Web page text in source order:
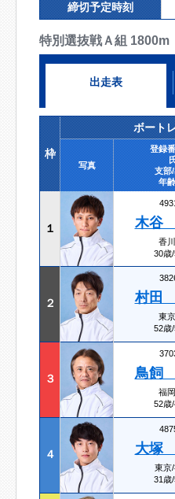
締切予定時刻
特別選抜戦Ａ組 1800m
出走表
枠
ボート
写真
登録
支部
年
１ 木
香
30歳
２ 村
東
52歳
３ 鳥
福
52歳
４ 大
東京/
31歳